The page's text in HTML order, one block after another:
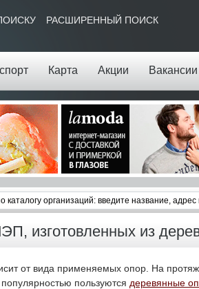
Карта Акции Вакансии
РАСШИРЕННЫЙ ПОИСК
изготовленных из
от вида применяемых опор. На
пользуются деревянные